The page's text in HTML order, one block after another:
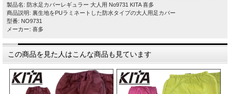
製品名: 防水足カバーレギュラー 大人用 No9731 KITA 喜多
商品説明: 裏生地をPUラミネートした防水タイプの大人用足カバー
型番: NO9731
メーカー: 喜多
この商品を見た人はこんな商品も見ています